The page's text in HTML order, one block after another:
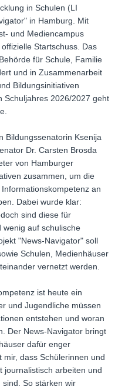
in Schulen (LI
in Hamburg. Mit
und Mediencampus
Startschuss. Das
für Schule, Familie
und in Zusammenarbeit
Bildungsinitiativen
Schuljahres 2026/2027 geht
Bildungssenatorin Ksenija
Dr. Carsten Brosda
von Hamburger
zusammen, um die
an
Dabei wurde klar:
sind diese für
auf schulische
"News-Navigator" soll
Schulen, Medienhäuser
vernetzt werden.
ist heute ein
und Jugendliche müssen
entstehen und woran
Der News-Navigator bringt
dafür enger
dass Schülerinnen und
journalistisch arbeiten und
So stärken wir